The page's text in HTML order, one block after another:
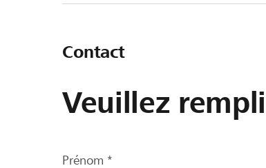
Contact
Veuillez
Prénom *